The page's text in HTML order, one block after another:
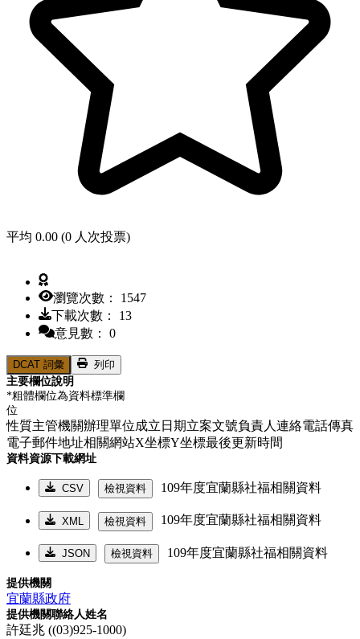
平均 0.00 (0 人次投票)
瀏覽次數： 1547
下載次數： 13
意見數： 0
DCAT 詞彙
列印
主要欄位說明
*粗體欄位為資料標準欄
位
性質主管機關辦理單位成立日期立案文號負責人連絡電話傳真
電子郵件地址相關網站X坐標Y坐標最後更新時間
資料資源下載網址
CSV 檢視資料 109年度宜蘭縣社福相關資料
XML 檢視資料 109年度宜蘭縣社福相關資料
JSON 檢視資料 109年度宜蘭縣社福相關資料
提供機關
宜蘭縣政府
提供機關聯絡人姓名
許廷兆 ((03)925-1000)